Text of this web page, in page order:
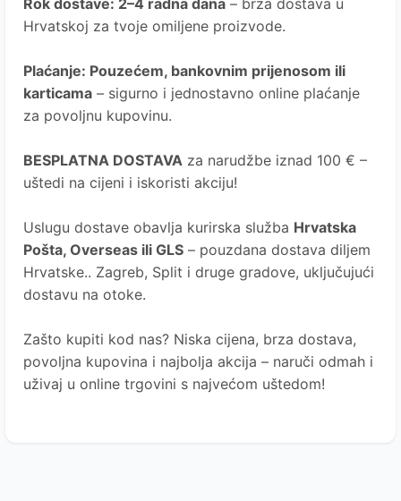
Hrvatskoj za tvoje omiljene proizvode.
Plaćanje: Pouzećem, bankovnim prijenosom ili
karticama – sigurno i jednostavno online plaćanje
za povoljnu kupovinu.
BESPLATNA DOSTAVA za narudžbe iznad 100 € –
uštedi na cijeni i iskoristi akciju!
Uslugu dostave obavlja kurirska služba Hrvatska
Pošta, Overseas ili GLS – pouzdana dostava diljem
Hrvatske.. Zagreb, Split i druge gradove, uključujući
dostavu na otoke.
Zašto kupiti kod nas? Niska cijena, brza dostava,
povoljna kupovina i najbolja akcija – naruči odmah i
uživaj u online trgovini s najvećom uštedom!